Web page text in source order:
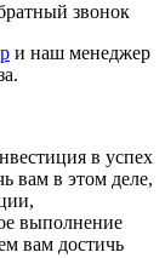
звонок
и наш менеджер
в успех
вам в этом деле,
выполнение
вам достичь